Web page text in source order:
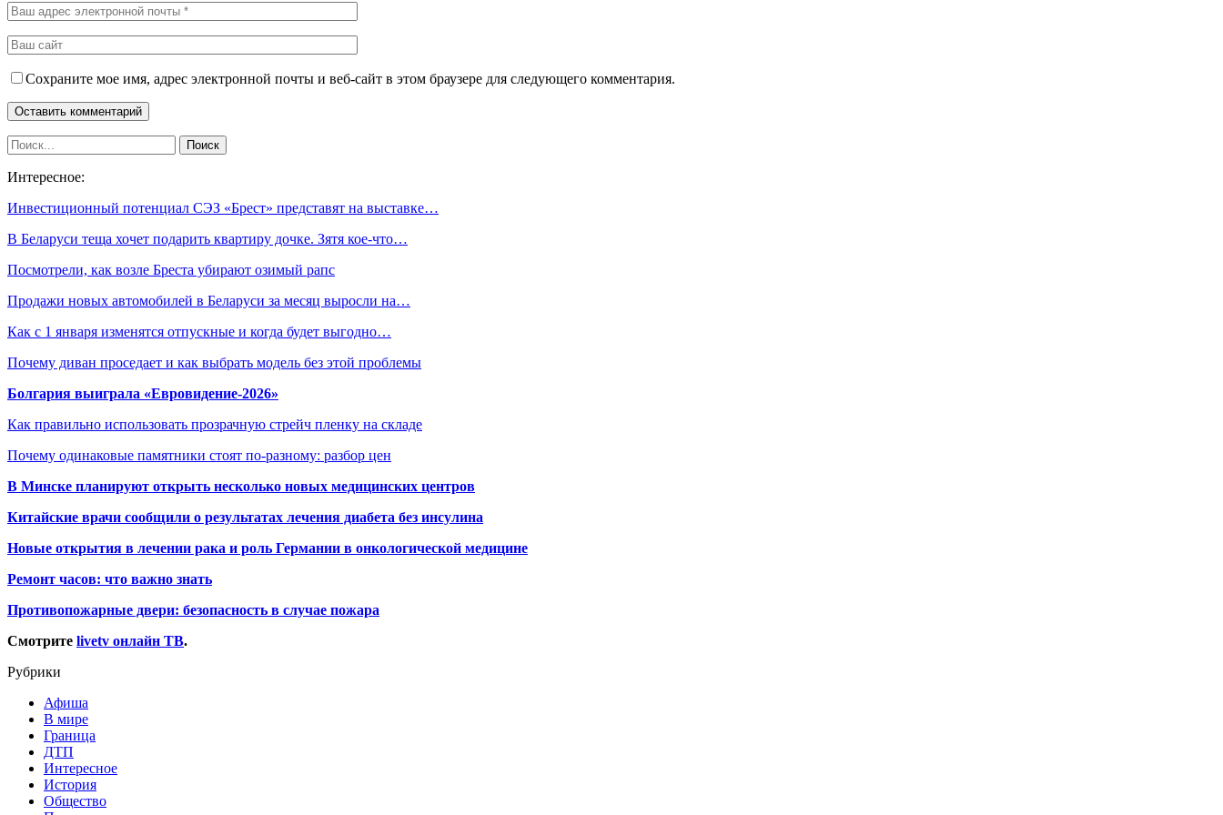
Сохраните мое имя, адрес электронной почты и веб-сайт в этом браузере для следующего комментария.
Интересное:
Инвестиционный потенциал СЭЗ «Брест» представят на выставке…
В Беларуси теща хочет подарить квартиру дочке. Зятя кое-что…
Посмотрели, как возле Бреста убирают озимый рапс
Продажи новых автомобилей в Беларуси за месяц выросли на…
Как с 1 января изменятся отпускные и когда будет выгодно…
Почему диван проседает и как выбрать модель без этой проблемы
Болгария выиграла «Евровидение-2026»
Как правильно использовать прозрачную стрейч пленку на складе
Почему одинаковые памятники стоят по-разному: разбор цен
В Минске планируют открыть несколько новых медицинских центров
Китайские врачи сообщили о результатах лечения диабета без инсулина
Новые открытия в лечении рака и роль Германии в онкологической медицине
Ремонт часов: что важно знать
Противопожарные двери: безопасность в случае пожара
Смотрите livetv онлайн ТВ.
Рубрики
Афиша
В мире
Граница
ДТП
Интересное
История
Общество